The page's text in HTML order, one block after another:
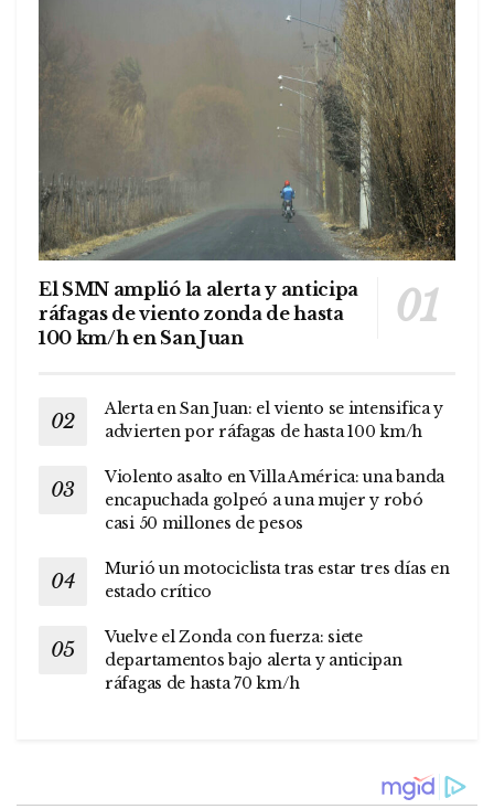
El SMN amplió la alerta y anticipa
ráfagas de viento zonda de hasta
100 km/h en San Juan
Alerta en San Juan: el viento se intensifica y
advierten por ráfagas de hasta 100 km/h
Violento asalto en Villa América: una banda
encapuchada golpeó a una mujer y robó
casi 50 millones de pesos
Murió un motociclista tras estar tres días en
estado crítico
Vuelve el Zonda con fuerza: siete
departamentos bajo alerta y anticipan
ráfagas de hasta 70 km/h